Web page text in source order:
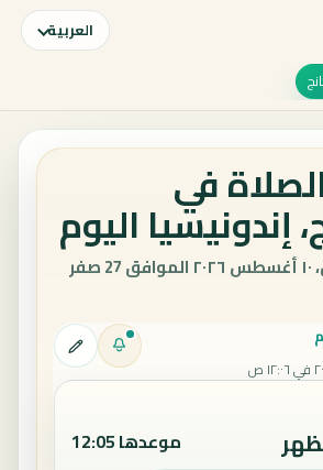
العربية
في
إندونيسيا اليوم
تاريخ اليوم: الاثنين، ١٠ أغسطس ٢٠٢٦ الموافق 27 صفر
موعدها 12:05